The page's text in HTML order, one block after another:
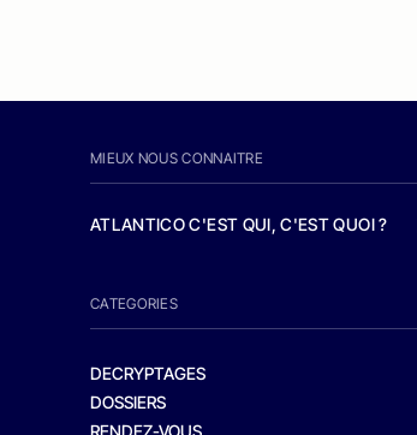
MIEUX NOUS CONNAITRE
ATLANTICO C'EST QUI, C'EST QUOI ?
CATEGORIES
DECRYPTAGES
DOSSIERS
RENDEZ-VOUS